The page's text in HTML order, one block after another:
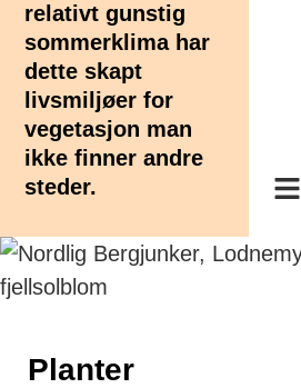
relativt gunstig
sommerklima har
dette skapt
livsmiljøer for
vegetasjon man
ikke finner andre
steder.
Planter